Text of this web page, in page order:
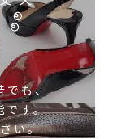
でも、
です。
い。